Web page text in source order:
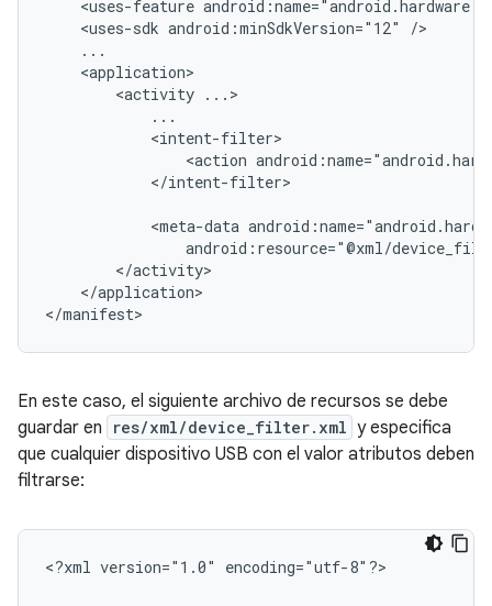
<uses-feature
<uses-sdk android:minSdkVersion="12"
<activity
<action
</intent-filter>
<meta-data
android:resource="@xml/
</application>
</manifest>
En este caso, el siguiente archivo de recursos se debe
guardar en
res/xml/device_filter.xml y especifica
que cualquier dispositivo USB con el valor atributos deben
filtrarse:
<?xml version="1.0" encoding="utf-8"?>